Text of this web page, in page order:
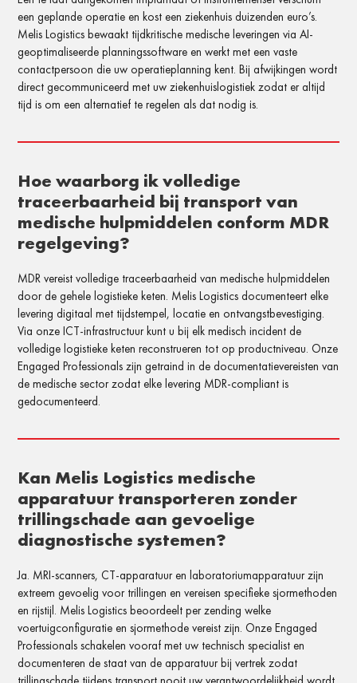
een geplande operatie en kost een ziekenhuis duizenden euro’s.
Melis Logistics bewaakt tijdkritische medische leveringen via AI-
geoptimaliseerde planningssoftware en werkt met een vaste
contactpersoon die uw operatieplanning kent. Bij afwijkingen wordt
direct gecommuniceerd met uw ziekenhuislogistiek zodat er altijd
tijd is om een alternatief te regelen als dat nodig is.
Hoe waarborg ik volledige
traceerbaarheid bij transport van
medische hulpmiddelen conform MDR
regelgeving?
MDR vereist volledige traceerbaarheid van medische hulpmiddelen
door de gehele logistieke keten. Melis Logistics documenteert elke
levering digitaal met tijdstempel, locatie en ontvangstbevestiging.
Via onze ICT-infrastructuur kunt u bij elk medisch incident de
volledige logistieke keten reconstrueren tot op productniveau. Onze
Engaged Professionals zijn getraind in de documentatievereisten van
de medische sector zodat elke levering MDR-compliant is
gedocumenteerd.
Kan Melis Logistics medische
apparatuur transporteren zonder
trillingschade aan gevoelige
diagnostische systemen?
Ja. MRI-scanners, CT-apparatuur en laboratoriumapparatuur zijn
extreem gevoelig voor trillingen en vereisen specifieke sjormethoden
en rijstijl. Melis Logistics beoordeelt per zending welke
voertuigconfiguratie en sjormethode vereist zijn. Onze Engaged
Professionals schakelen vooraf met uw technisch specialist en
documenteren de staat van de apparatuur bij vertrek zodat